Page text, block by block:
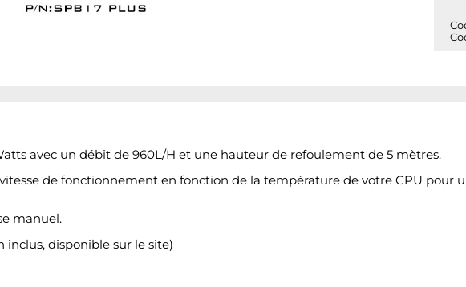
avec un débit de 960L/H et une hauteur de refoulement de 5 mètres.
de fonctionnement en fonction de la température de votre CPU pour
manuel.
inclus, disponible sur le site)